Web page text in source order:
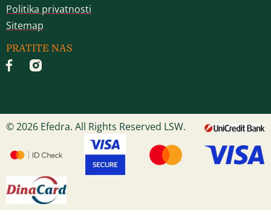
Politika privatnosti
Sitemap
PRATITE NAS
© 2026 Efedra. All Rights Reserved LSW.